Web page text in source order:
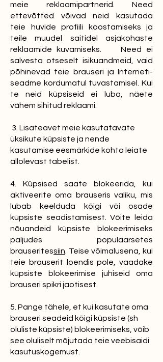
meie reklaamipartnerid. Need
ettevõtted võivad neid kasutada
teie huvide profiili koostamiseks ja
teile muudel saitidel asjakohaste
reklaamide kuvamiseks. Need ei
salvesta otseselt isikuandmeid, vaid
põhinevad teie brauseri ja Interneti-
seadme kordumatul tuvastamisel. Kui
te neid küpsiseid ei luba, näete
vähem sihitud reklaami.
3. Lisateavet meie kasutatavate
üksikute küpsiste ja nende
kasutamise eesmärkide kohta leiate
allolevast tabelist.
4. Küpsised saate blokeerida, kui
aktiveerite oma brauseris valiku, mis
lubab keelduda kõigi või osade
küpsiste seadistamisest. Võite leida
nõuandeid küpsiste blokeerimiseks
paljudes populaarsetes
brauseritessiin . Teise võimalusena, kui
teie brauserit loendis pole, vaadake
küpsiste blokeerimise juhiseid oma
brauseri spikri jaotisest.
5. Pange tähele, et kui kasutate oma
brauseri seadeid kõigi küpsiste (sh
oluliste küpsiste) blokeerimiseks, võib
see oluliselt mõjutada teie veebisaidi
kasutuskogemust.